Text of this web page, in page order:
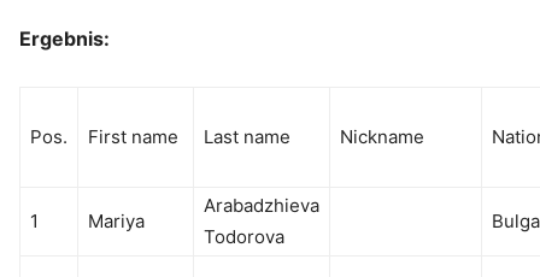
Ergebnis:
Pos. First name Last name Nickname
1 Mariya
Arabadzhieva
Todorova